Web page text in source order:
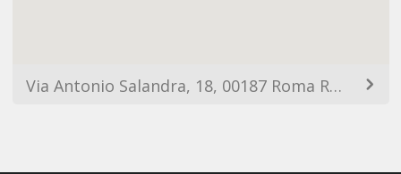
Via Antonio Salandra, 18, 00187 Roma RM, Italy